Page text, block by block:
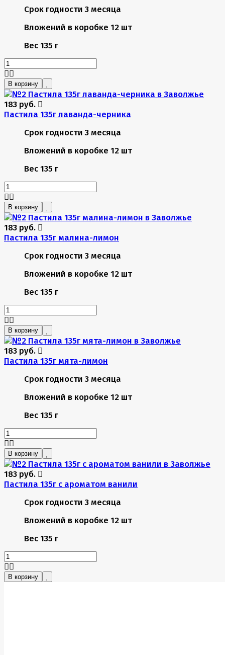
Срок годности 3 месяца
Вложений в коробке 12 шт
Вес 135 г
В корзину
183 руб.
Пастила 135г лаванда-черника
Срок годности 3 месяца
Вложений в коробке 12 шт
Вес 135 г
В корзину
183 руб.
Пастила 135г малина-лимон
Срок годности 3 месяца
Вложений в коробке 12 шт
Вес 135 г
В корзину
183 руб.
Пастила 135г мята-лимон
Срок годности 3 месяца
Вложений в коробке 12 шт
Вес 135 г
В корзину
183 руб.
Пастила 135г с ароматом ванили
Срок годности 3 месяца
Вложений в коробке 12 шт
Вес 135 г
В корзину